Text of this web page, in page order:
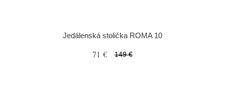
Jedálenská stolička ROMA 10
71 € 149 €